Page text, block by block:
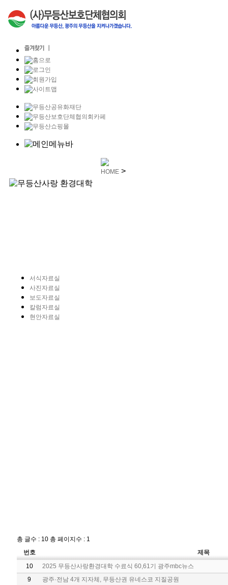
서식자료실
사진자료실
보도자료실
칼럼자료실
현안자료실
HOME >
총 글수 : 10 총 페이지수 : 1
번호
제목
10
2025 무등산사랑환경대학 수료식 60,61기 광주mbc뉴스
9
광주·전남 4개 지자체, 무등산권 유네스코 지질공원